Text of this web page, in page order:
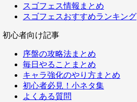
スゴフェス情報まとめ
スゴフェスおすすめランキング
初心者向け記事
序盤の攻略法まとめ
毎日やることまとめ
キャラ強化のやり方まとめ
初心者必見！小ネタ集
よくある質問